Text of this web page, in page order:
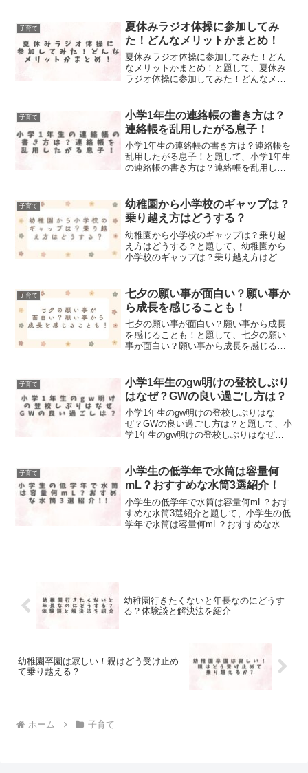
子育て
夏休みラジオ体操に参加してみ
た！どんなメリットかまとめ！
夏休みラジオ体操に参加してみた！どん
なメリットかまとめ！と題して、夏休み
ラジオ体操に参加してみた！どんなメリ
子育て
小学1年生の連絡帳の書き方は？
連絡帳を乱用したがる息子！
小学1年生の連絡帳の書き方は？連絡帳を
乱用したがる息子！と題して、小学1年生
の連絡帳の書き方は？連絡帳を乱用した
子育て
幼稚園から小学校のギャップは？
乗り越え方はどうする？
幼稚園から小学校のギャップは？乗り越
え方はどうする？と題して、幼稚園から
小学校のギャップは？乗り越え方はどう
子育て
七夕の願い事が面白い？願い事か
ら成長を感じることも！
七夕の願い事が面白い？願い事から成長
を感じることも！と題して、七夕の願い
事が面白い？願い事から成長を感じるこ
子育て
小学1年生のgw明けの登校しぶり
はなぜ？GWの良い過ごし方は？
小学1年生のgw明けの登校しぶりはな
ぜ？GWの良い過ごし方は？と題して、小
学1年生のgw明けの登校しぶりはなぜ？
子育て
小学生の低学年で水筒は容量何
mL？おすすめな水筒3選紹介！
小学生の低学年で水筒は容量何mL？おす
すめな水筒3選紹介と題して、小学生の低
学年で水筒は容量何mL？おすすめな水筒
幼稚園行きたくないと年長なのにどうす
る？体験談と解決法を紹介
幼稚園卒園は寂しい！親はどう受け止め
て乗り越える？
ホーム 子育て